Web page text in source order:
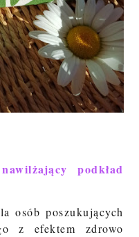
podkład
osób poszukujących
z efektem zdrowo